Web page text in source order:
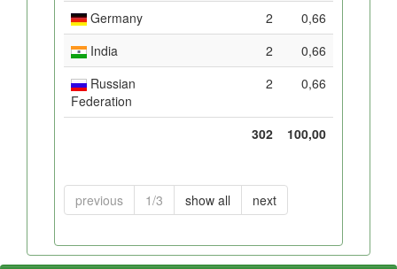
Germany
2
0,66
India
2
0,66
Russian
Federation
2 0,66
302 100,00
previous 1/3 show all next